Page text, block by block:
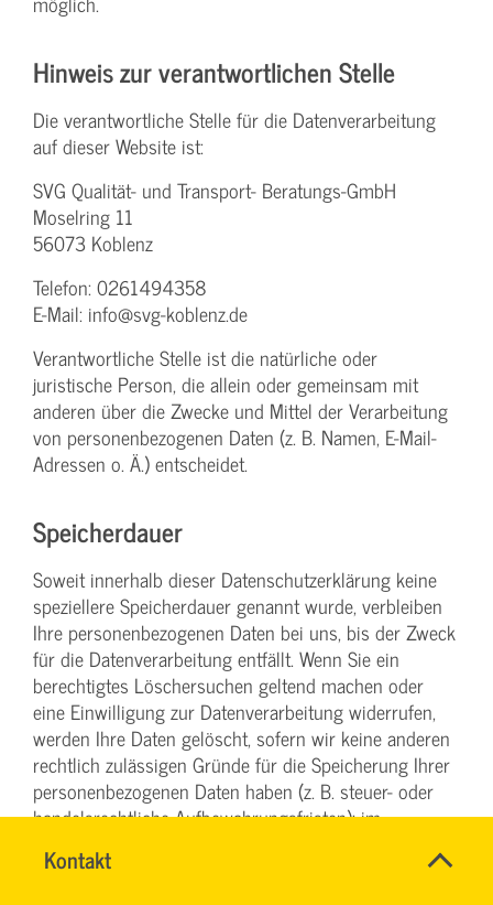
Kontakt
SYBILLE
Name*
Hinweis zur verantwortlichen Stelle
Die verantwortliche Stelle für die Datenverarbeitung
auf dieser Website ist:
SVG Qualität- und Transport- Beratungs-GmbH
Moselring 11
56073 Koblenz
Telefon: 0261494358
E-Mail: info@svg-koblenz.de
Verantwortliche Stelle ist die natürliche oder
juristische Person, die allein oder gemeinsam mit
anderen über die Zwecke und Mittel der Verarbeitung
von personenbezogenen Daten (z. B. Namen, E-Mail-
Adressen o. Ä.) entscheidet.
Speicherdauer
Soweit innerhalb dieser Datenschutzerklärung keine
speziellere Speicherdauer genannt wurde, verbleiben
Ihre personenbezogenen Daten bei uns, bis der Zweck
für die Datenverarbeitung entfällt. Wenn Sie ein
berechtigtes Löschersuchen geltend machen oder
eine Einwilligung zur Datenverarbeitung widerrufen,
werden Ihre Daten gelöscht, sofern wir keine anderen
rechtlich zulässigen Gründe für die Speicherung Ihrer
personenbezogenen Daten haben (z. B. steuer- oder
handelsrechtliche Aufbewahrungsfristen); im
letztgenannten Fall erfolgt die Löschung nach Fortfall
dieser Gründe.